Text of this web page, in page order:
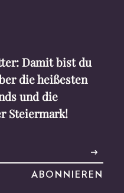
Damit bist du
die heißesten
und die
Steiermark!